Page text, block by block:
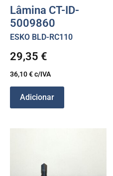
Lâmina CT-ID-
5009860
ESKO BLD-RC110
29,35 €
36,10€c/IVA
Adicionar